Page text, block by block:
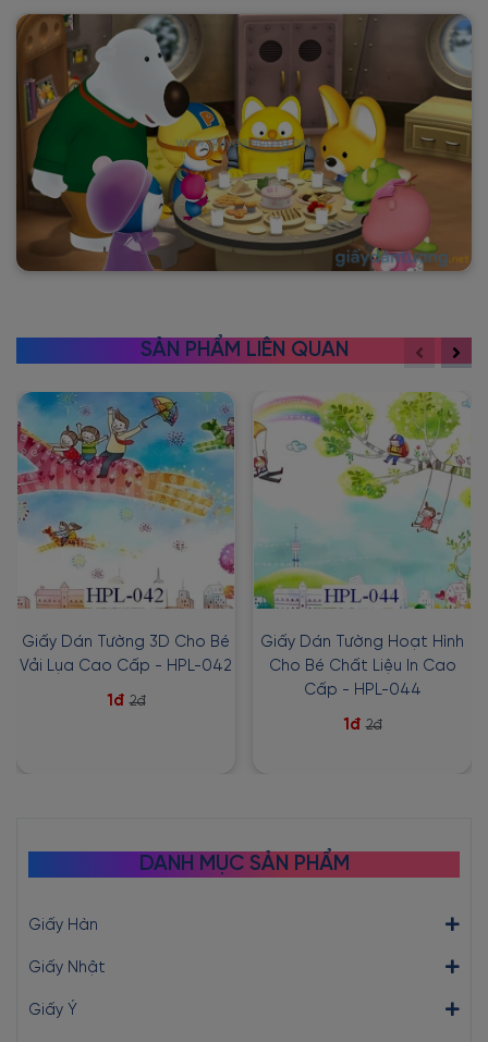
SẢN PHẨM LIÊN QUAN
Giấy Dán Tường 3D Cho Bé
Vải Lụa Cao Cấp - HPL-042
1đ 2đ
Giấy Dán Tường Hoạt Hình
Cho Bé Chất Liệu In Cao
Cấp - HPL-044
1đ 2đ
DANH MỤC SẢN PHẨM
Giấy Hàn
Giấy Nhật
Giấy Ý